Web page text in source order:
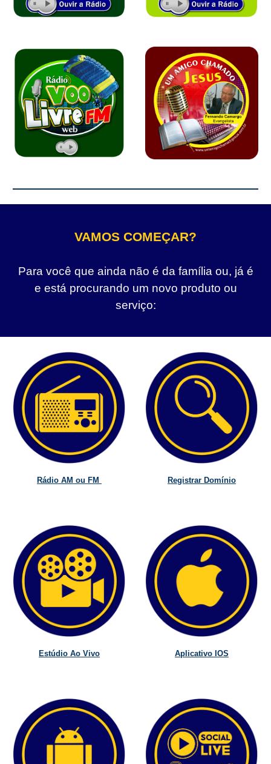
VAMOS COMEÇAR?
Para você que ainda não é da família ou, já é
e está procurando um novo produto ou
serviço:
Rádio AM ou FM Registrar Domínio
Estúdio Ao Vivo Aplicativo IOS